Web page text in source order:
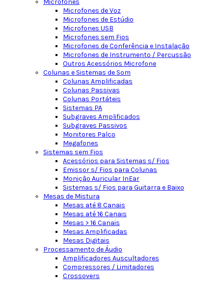
Microfones
Microfones de Voz
Microfones de Estúdio
Microfones USB
Microfones sem Fios
Microfones de Conferência e Instalação
Microfones de Instrumento / Percussão
Outros Acessórios Microfone
Colunas e Sistemas de Som
Colunas Amplificadas
Colunas Passivas
Colunas Portáteis
Sistemas PA
Subgraves Amplificados
Subgraves Passivos
Monitores Palco
Megafones
Sistemas sem Fios
Acessórios para Sistemas s/ Fios
Emissor s/ Fios para Colunas
Monição Auricular InEar
Sistemas s/ Fios para Guitarra e Baixo
Mesas de Mistura
Mesas até 8 Canais
Mesas até 16 Canais
Mesas > 16 Canais
Mesas Amplificadas
Mesas Digitais
Processamento de Áudio
Amplificadores Auscultadores
Compressores / Limitadores
Crossovers